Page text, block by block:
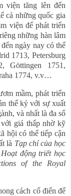
viện tăng lên đến
cả những quốc gia
viện để phát triển
những hàn lâm
ngày nay có thể
1713, Petersburg
Göttingen 1751,
1774, v.v…
mầm, phát triển
thế kỷ với sự xuất
và nhất là đa số
giá thấp nhờ kỹ
hội có thể tiếp cận
là Tạp chí của học
Hoạt động triết học
of the Royal
cách cổ điển để